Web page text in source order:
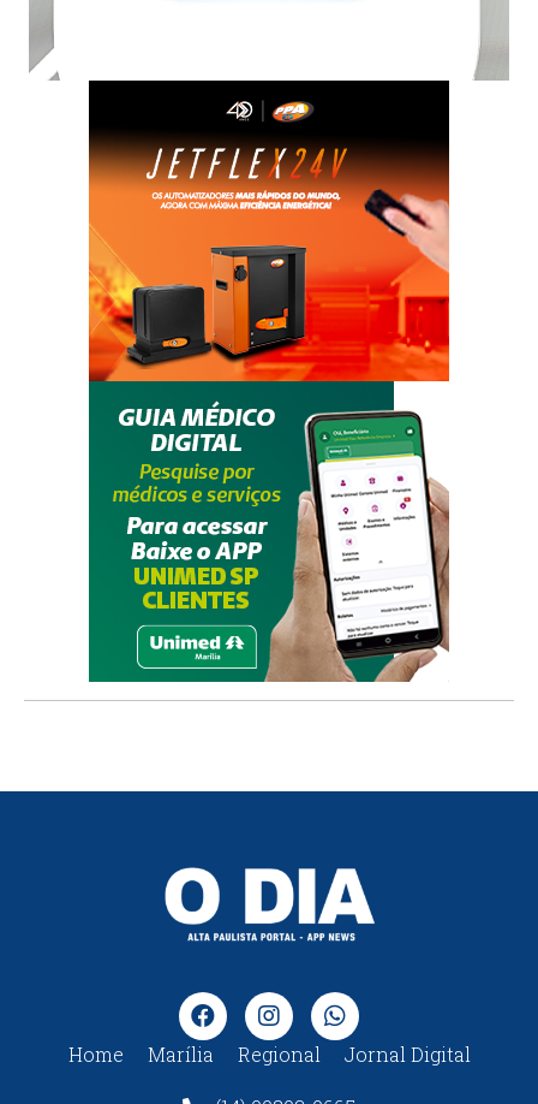
Home Marília Regional Jornal Digital